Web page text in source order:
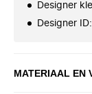
Designer
Designer ID:
MATERIAAL EN